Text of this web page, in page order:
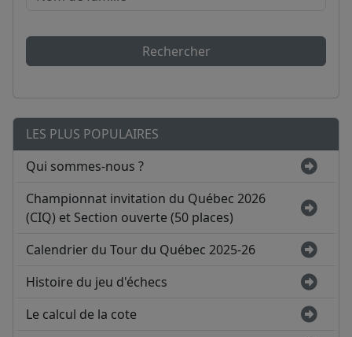
Rechercher
LES PLUS POPULAIRES
Qui sommes-nous ?
Championnat invitation du Québec 2026
(CIQ) et Section ouverte (50 places)
Calendrier du Tour du Québec 2025-26
Histoire du jeu d'échecs
Le calcul de la cote